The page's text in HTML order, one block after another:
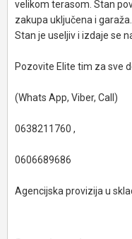
velikom terasom. Stan
zakupa uključena i garaža.
Stan je useljiv i izdaje se
Pozovite Elite tim za sve
(Whats App, Viber, Call)
0638211760 ,
0606689686
Agencijska provizija u